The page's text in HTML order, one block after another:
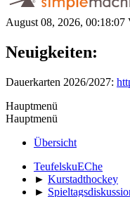
August 08, 2026,
Neuigkeiten:
Dauerkarten 2026/2027:
Hauptmenü
Hauptmenü
Übersicht
TeufelskuEChe
► Kurstadthockey
►